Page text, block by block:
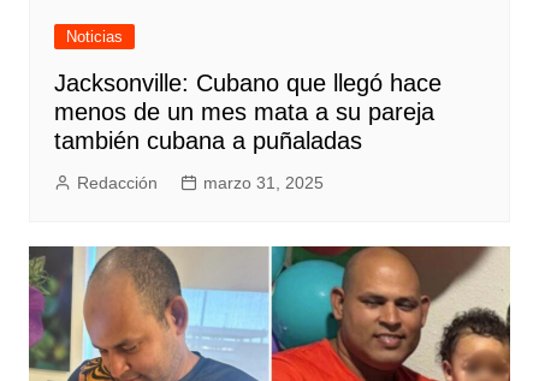
Noticias
Jacksonville: Cubano que llegó hace
menos de un mes mata a su pareja
también cubana a puñaladas
Redacción marzo 31, 2025